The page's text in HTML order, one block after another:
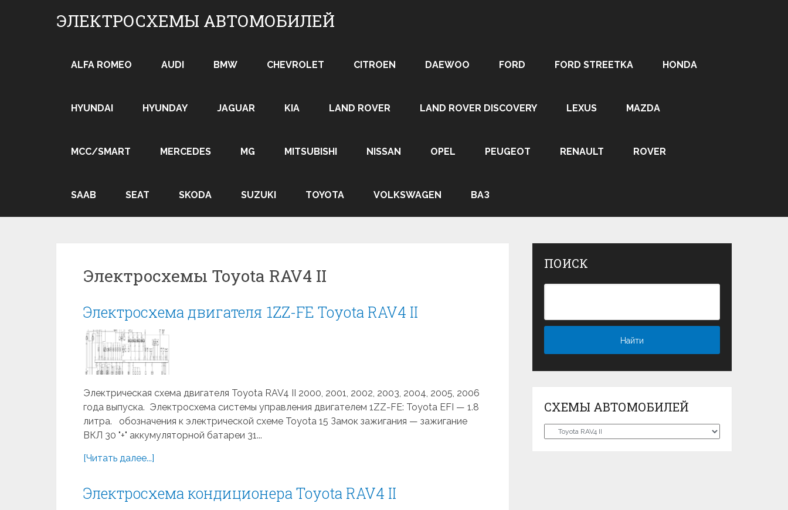
ЭЛЕКТРОСХЕМЫ АВТОМОБИЛЕЙ
ALFA ROMEO AUDI BMW CHEVROLET CITROEN DAEWOO FORD FORD STREETKA HONDA
HYUNDAI HYUNDAY JAGUAR KIA LAND ROVER LAND ROVER DISCOVERY LEXUS MAZDA
MCC/SMART MERCEDES MG MITSUBISHI NISSAN OPEL PEUGEOT RENAULT ROVER
SAAB SEAT SKODA SUZUKI TOYOTA VOLKSWAGEN ВАЗ
Электросхемы Toyota RAV4 II
Электросхема двигателя 1ZZ-FE Toyota RAV4 II
Электрическая схема двигателя Toyota RAV4 II 2000, 2001, 2002, 2003, 2004, 2005, 2006
года выпуска. Электросхема системы управления двигателем 1ZZ-FE: Toyota EFI — 1.8
литра. обозначения к электрической схеме Toyota 15 Замок зажигания — зажигание
ВКЛ 30 "+" аккумуляторной батареи 31...
[Читать далее...]
Электросхема кондиционера Toyota RAV4 II
ПОИСК
СХЕМЫ АВТОМОБИЛЕЙ
Схемы